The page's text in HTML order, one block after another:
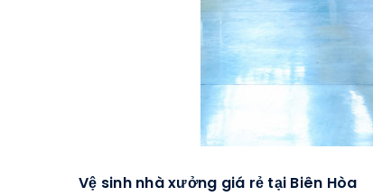
Vệ sinh nhà xưởng giá rẻ tại Biên Hòa